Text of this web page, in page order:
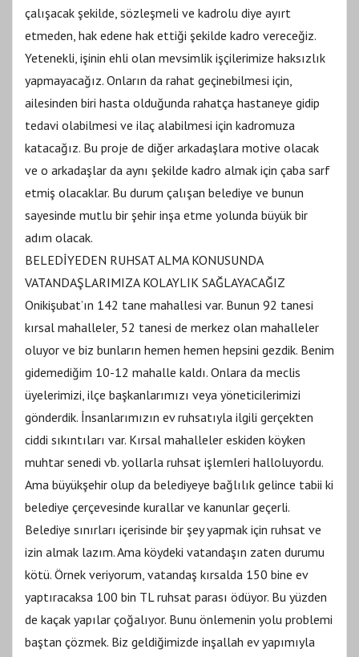
çalışacak şekilde, sözleşmeli ve kadrolu diye ayırt
etmeden, hak edene hak ettiği şekilde kadro vereceğiz.
Yetenekli, işinin ehli olan mevsimlik işçilerimize haksızlık
yapmayacağız. Onların da rahat geçinebilmesi için,
ailesinden biri hasta olduğunda rahatça hastaneye gidip
tedavi olabilmesi ve ilaç alabilmesi için kadromuza
katacağız. Bu proje de diğer arkadaşlara motive olacak
ve o arkadaşlar da aynı şekilde kadro almak için çaba sarf
etmiş olacaklar. Bu durum çalışan belediye ve bunun
sayesinde mutlu bir şehir inşa etme yolunda büyük bir
adım olacak.
BELEDİYEDEN RUHSAT ALMA KONUSUNDA
VATANDAŞLARIMIZA KOLAYLIK SAĞLAYACAĞIZ
Onikişubat’ın 142 tane mahallesi var. Bunun 92 tanesi
kırsal mahalleler, 52 tanesi de merkez olan mahalleler
oluyor ve biz bunların hemen hemen hepsini gezdik. Benim
gidemediğim 10-12 mahalle kaldı. Onlara da meclis
üyelerimizi, ilçe başkanlarımızı veya yöneticilerimizi
gönderdik. İnsanlarımızın ev ruhsatıyla ilgili gerçekten
ciddi sıkıntıları var. Kırsal mahalleler eskiden köyken
muhtar senedi vb. yollarla ruhsat işlemleri halloluyordu.
Ama büyükşehir olup da belediyeye bağlılık gelince tabii ki
belediye çerçevesinde kurallar ve kanunlar geçerli.
Belediye sınırları içerisinde bir şey yapmak için ruhsat ve
izin almak lazım. Ama köydeki vatandaşın zaten durumu
kötü. Örnek veriyorum, vatandaş kırsalda 150 bine ev
yaptıracaksa 100 bin TL ruhsat parası ödüyor. Bu yüzden
de kaçak yapılar çoğalıyor. Bunu önlemenin yolu problemi
baştan çözmek. Biz geldiğimizde inşallah ev yapımıyla